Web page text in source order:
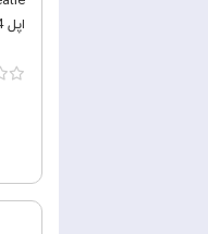
اپل iPad Pro 11 2024